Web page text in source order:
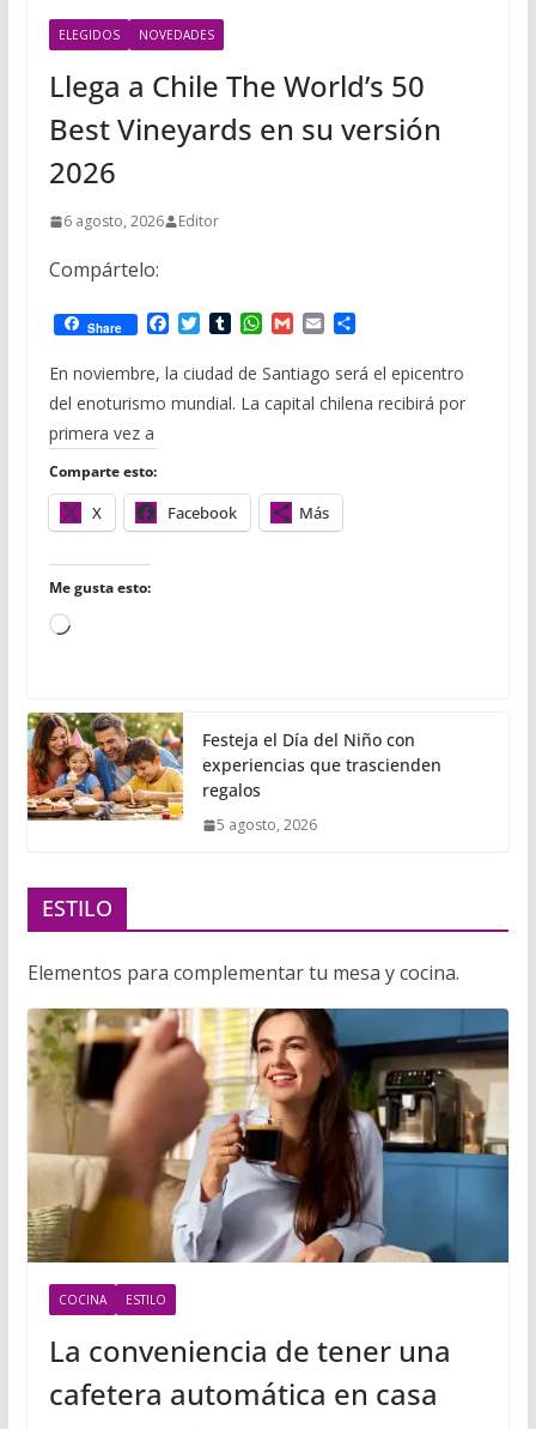
ELEGIDOS NOVEDADES
Llega a Chile The World’s 50
Best Vineyards en su versión
2026
6 agosto, 2026 Editor
Compártelo:
Share
F
c
e
b
T
i
t
t
T
m
b
l
W
a
t
s
G
a
i
l
E
a
i
l
C
m
p
a
En noviembre, la ciudad de Santiago será el epicentro
del enoturismo mundial. La capital chilena recibirá por
primera vez a
Comparte esto:
X Facebook Más
Me gusta esto:
Cargando...
Festeja el Día del Niño con
experiencias que trascienden
regalos
5 agosto, 2026
ESTILO
Elementos para complementar tu mesa y cocina.
COCINA ESTILO
La conveniencia de tener una
cafetera automática en casa